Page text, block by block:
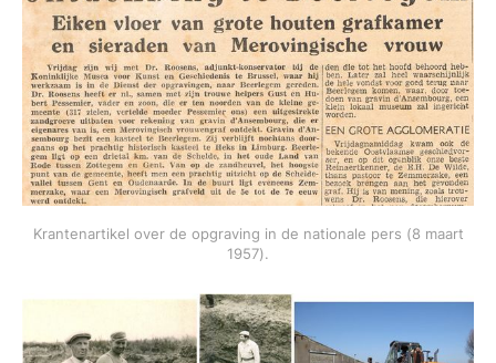
Krantenartikel over de opgraving in de nationale pers (8 maart
1957).